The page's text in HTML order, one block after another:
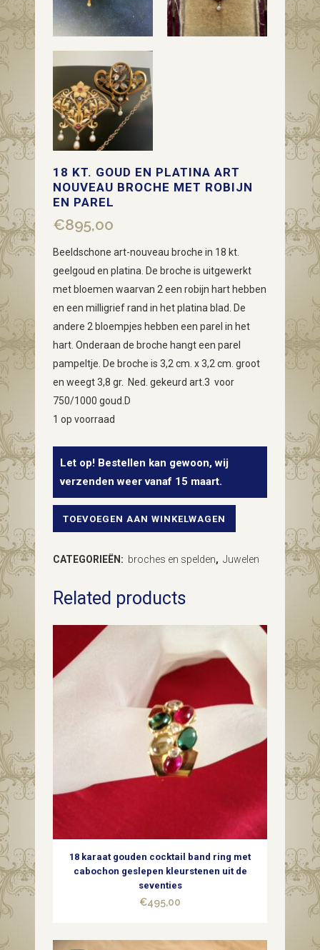
18 KT. GOUD EN PLATINA ART
NOUVEAU BROCHE MET ROBIJN
EN PAREL
€895,00
Beeldschone art-nouveau broche in 18 kt.
geelgoud en platina. De broche is uitgewerkt
met bloemen waarvan 2 een robijn hart hebben
en een milligrief rand in het platina blad. De
andere 2 bloempjes hebben een parel in het
hart. Onderaan de broche hangt een parel
pampeltje. De broche is 3,2 cm. x 3,2 cm. groot
en weegt 3,8 gr. Ned. gekeurd art.3 voor
750/1000 goud.D
1 op voorraad
Let op! Bestellen kan gewoon, wij
verzenden weer vanaf 15 maart.
18
en
platina
nouveau
quantity
TOEVOEGEN AAN WINKELWAGEN
CATEGORIEËN: broches en spelden, Juwelen
Related products
18 karaat gouden cocktail band ring met
cabochon geslepen kleurstenen uit de
seventies
€495,00